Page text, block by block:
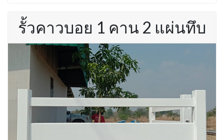
รั้วคาวบอย 1 คาน 2 แผ่นทึบ